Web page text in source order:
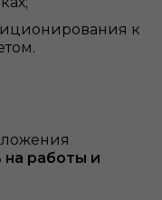
к
на работы и